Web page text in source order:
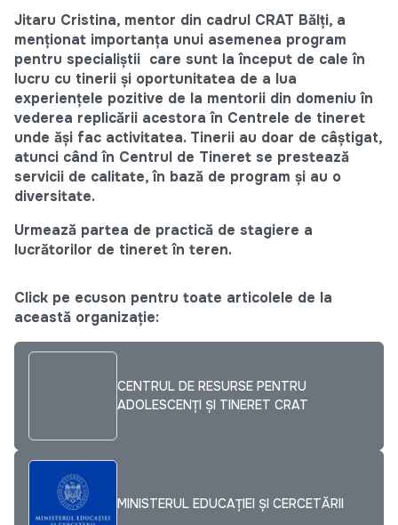
Jitaru Cristina, mentor din cadrul CRAT Bălți, a
menționat importanța unui asemenea program
pentru specialiștii care sunt la început de cale în
lucru cu tinerii și oportunitatea de a lua
experiențele pozitive de la mentorii din domeniu în
vederea replicării acestora în Centrele de tineret
unde ăși fac activitatea. Tinerii au doar de câștigat,
atunci când în Centrul de Tineret se prestează
servicii de calitate, în bază de program și au o
diversitate.
Urmează partea de practică de stagiere a
lucrătorilor de tineret în teren.
Click pe ecuson pentru toate articolele de la
această organizație:
CENTRUL DE RESURSE PENTRU
ADOLESCENȚI ȘI TINERET CRAT
MINISTERUL EDUCAȚIEI ȘI CERCETĂRII